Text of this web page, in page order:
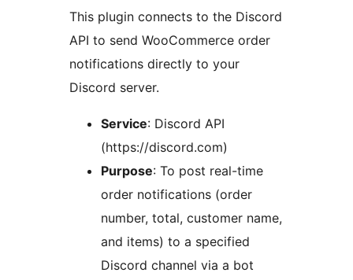
This plugin connects to the Discord
API to send WooCommerce order
notifications directly to your
Discord server.
Service: Discord API
(https://discord.com)
Purpose: To post real-time
order notifications (order
number, total, customer name,
and items) to a specified
Discord channel via a bot